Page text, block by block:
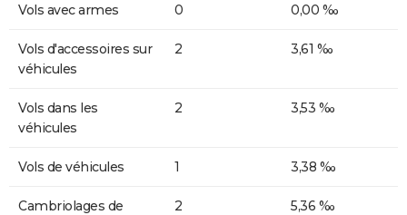
Vols avec armes 0 0,00 ‰
Vols d'accessoires sur
véhicules
2 3,61 ‰
Vols dans les
véhicules
2 3,53 ‰
Vols de véhicules 1 3,38 ‰
Cambriolages de
2 5,36 ‰